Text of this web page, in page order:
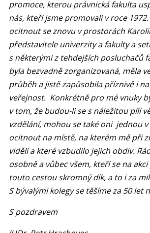
promoce, kterou právnická fakulta
nás, kteří jsme promovali v roce
ocitnout se znovu v prostorách
představitele univerzity a fakulty a
s některými z tehdejších posluchačů
byla bezvadně zorganizovaná, měla
průběh a jistě zapůsobila příznivě i
veřejnost. Konkrétně pro mé vnuky
v tom, že budou-li se s náležitou pílí
vzdělání, mohou se také oni jednou
ocitnout na místě, na kterém mě při
viděli a které vzbudilo jejich obdiv.
osobně a vůbec všem, kteří se na
touto cestou skromný dík, a to i za
S bývalými kolegy se těšíme za 50 let
S pozdravem